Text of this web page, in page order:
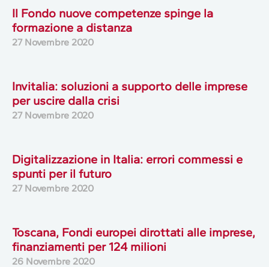
Il Fondo nuove competenze spinge la
formazione a distanza
27 Novembre 2020
Invitalia: soluzioni a supporto delle imprese
per uscire dalla crisi
27 Novembre 2020
Digitalizzazione in Italia: errori commessi e
spunti per il futuro
27 Novembre 2020
Toscana, Fondi europei dirottati alle imprese,
finanziamenti per 124 milioni
26 Novembre 2020